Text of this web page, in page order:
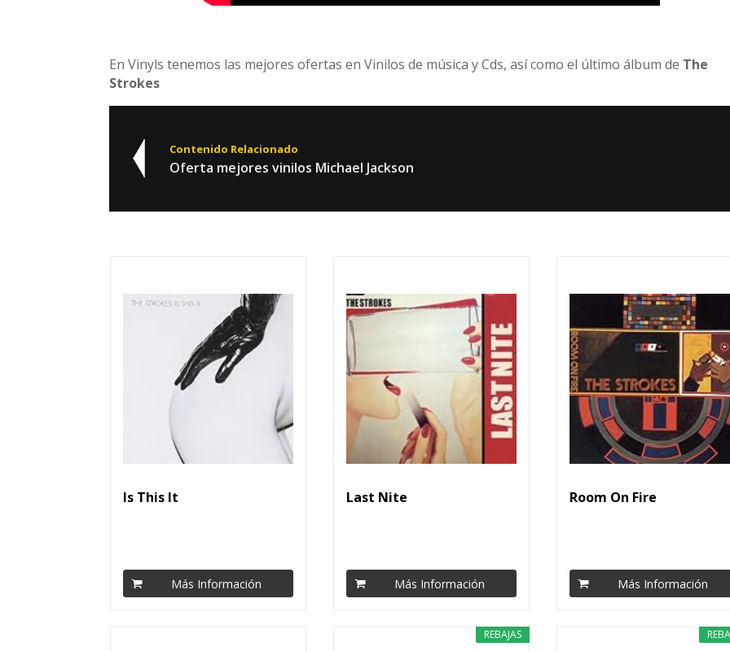
En Vinyls tenemos las mejores ofertas en Vinilos de música y Cds, así como el último álbum de The
Strokes
Contenido Relacionado
Oferta mejores vinilos Michael Jackson
Is This It
Más Información
Last Nite
Más Información
Room On Fire
Más Información
REBAJAS